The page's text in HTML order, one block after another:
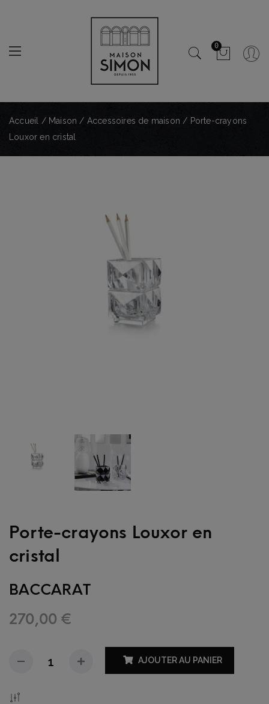
0
Accueil / Maison / Accessoires de maison / Porte-crayons
Louxor en cristal
Porte-crayons Louxor en
cristal
BACCARAT
270,00€
AJOUTER AU PANIER